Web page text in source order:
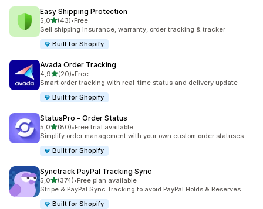
Easy Shipping Protection
5,0z 5 hvězd
(43)
Celkový počet recenzí: 43
•Free
Sell shipping insurance, warranty, order tracking & tracker
Built for Shopify
Avada Order Tracking
4,9z 5 hvězd
(20)
Celkový počet recenzí: 20
•Free
Smart order tracking with real-time status and delivery update
Built for Shopify
StatusPro ‑ Order Status
5,0z 5 hvězd
(80)
Celkový počet recenzí: 80
•Free trial available
Simplify order management with your own custom order statuses
Built for Shopify
Synctrack PayPal Tracking Sync
5,0z 5 hvězd
(374)
Celkový počet recenzí: 374
•Free plan available
Stripe & PayPal Sync Tracking to avoid PayPal Holds & Reserves
Built for Shopify